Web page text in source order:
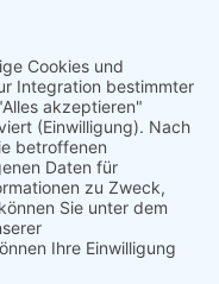
wir mit
Dabei ist teilweise auch
Daten an diese externen
Daten nur dann
einer
gesetzlich hierzu
an Steuerbehörden),
Art. 6 Abs. 1 lit. f DSGVO
Rechtsgrundlage
von Auftragsverarbeitern